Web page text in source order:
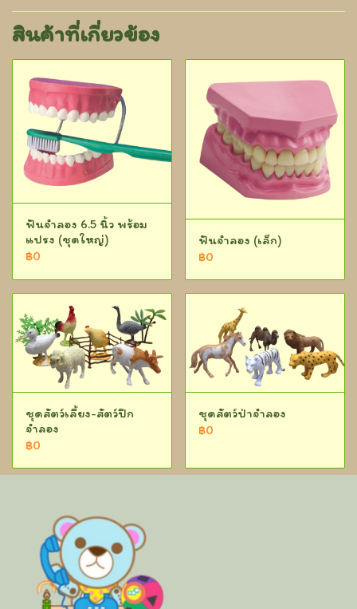
สินค้าที่เกี่ยวข้อง
ฟันจำลอง 6.5 นิ้ว พร้อม
แปรง (ชุดใหญ่)
฿0
ฟันจำลอง (เล็ก)
฿0
ชุดสัตว์เลี้ยง-สัตว์ปีก
จำลอง
฿0
ชุดสัตว์ป่าจำลอง
฿0